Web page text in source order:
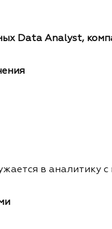
Data Analyst,
в аналитику с